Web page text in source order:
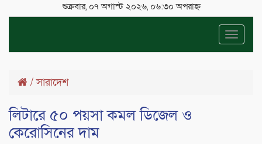
শুক্রবার, ০৭ অগাস্ট ২০২৬, ০৬:৩০ অপরাহ্ন
Toggle
/সারাদেশ
লিটারে ৫০ পয়সা কমল ডিজেল ও
কেরোসিনের দাম